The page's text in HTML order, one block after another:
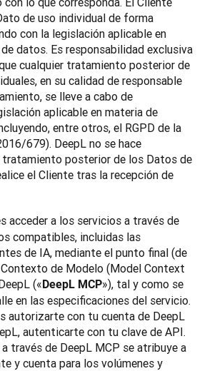
de uso individual de forma
con la legislación aplicable en
datos. Es responsabilidad exclusiva
cualquier tratamiento posterior de
en su calidad de responsable
se lleve a cabo de
aplicable en materia de
entre otros, el RGPD de la
679). DeepL no se hace
tratamiento posterior de los Datos de
el Cliente tras la recepción de
acceder a los servicios a través de
compatibles, incluidas las
de IA, mediante el punto final (de
de Modelo (Model Context
(«DeepL MCP»), tal y como se
en las especificaciones del servicio.
autorizarte con tu cuenta de DeepL
autenticarte con tu clave de API.
través de DeepL MCP se atribuye a
y cuenta para los volúmenes y